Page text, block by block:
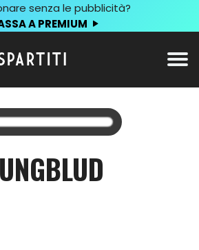
senza le pubblicità?
A PREMIUM